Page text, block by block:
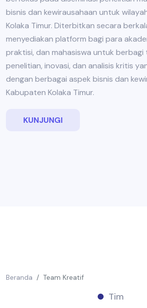
bisnis dan kewirausahaan untuk
Kolaka Timur. Diterbitkan secara
menyediakan platform bagi para
praktisi, dan mahasiswa untuk berbagi
penelitian, inovasi, dan analisis kritis
dengan berbagai aspek bisnis dan
Kabupaten Kolaka Timur.
KUNJUNGI
Beranda Team Kreatif
Tim